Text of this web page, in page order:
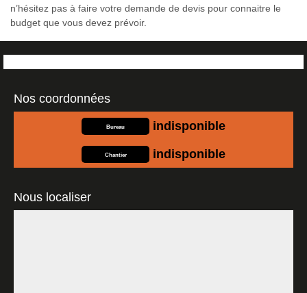
n’hésitez pas à faire votre demande de devis pour connaitre le
budget que vous devez prévoir.
Nos coordonnées
Bureau indisponible
Chantier indisponible
Nous localiser